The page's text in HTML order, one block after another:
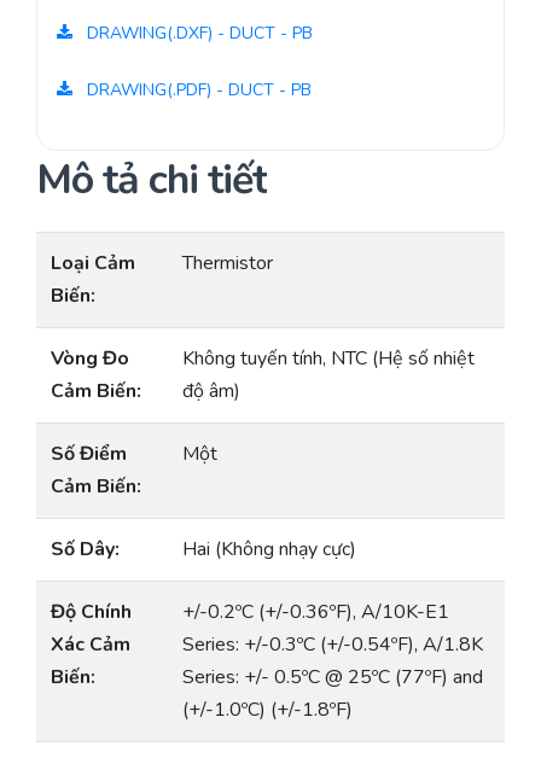
DRAWING(.DXF) - DUCT - PB
DRAWING(.PDF) - DUCT - PB
Mô tả chi tiết
Loại Cảm
Biến:
Thermistor
Vòng Đo
Cảm Biến:
Không tuyến tính, NTC (Hệ số nhiệt
độ âm)
Số Điểm
Cảm Biến:
Một
Số Dây: Hai (Không nhạy cực)
Độ Chính
Xác Cảm
Biến:
+/-0.2ºC (+/-0.36ºF), A/10K-E1
Series: +/-0.3ºC (+/-0.54ºF), A/1.8K
Series: +/- 0.5ºC @ 25ºC (77ºF) and
(+/-1.0ºC) (+/-1.8ºF)